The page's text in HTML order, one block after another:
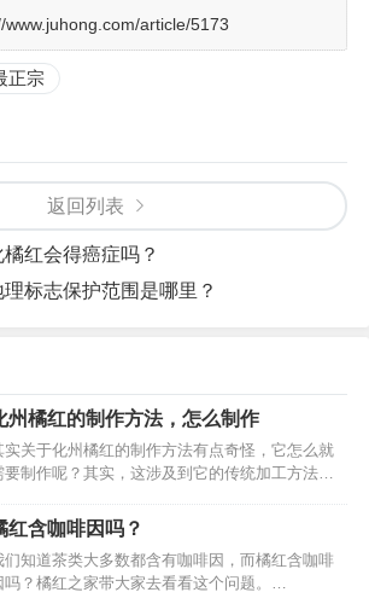
www.juhong.com/article/5173
正宗
返回列表
红会得癌症吗？
标志保护范围是哪里？
州橘红的制作方法，怎么制作
实关于化州橘红的制作方法有点奇怪，它怎么就
要制作呢？其实，这涉及到它的传统加工方法以
是不宜使用的，因此需要加工。化州橘红的概
：化橘红，中药名。为芸香科植物化州柚或柚的
成熟或近成熟的干燥外层果皮。前者习称“毛橘
”，后者习称“光七爪”、“光五爪”。…
红含咖啡因吗？
们知道茶类大多数都含有咖啡因，而橘红含咖啡
吗？橘红之家带大家去看看这个问题。…